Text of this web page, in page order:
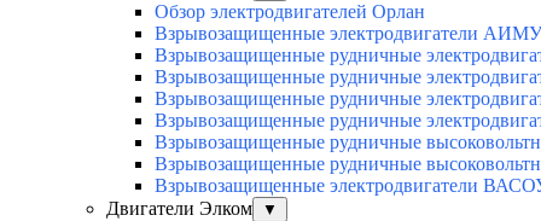
Обзор электродвигателей Орлан
Взрывозащищенные электродвигатели
Взрывозащищенные рудничные
Взрывозащищенные рудничные
Взрывозащищенные рудничные
Взрывозащищенные рудничные
Взрывозащищенные рудничные
Взрывозащищенные рудничные
Взрывозащищенные электродвигатели
Двигатели Элком
▼